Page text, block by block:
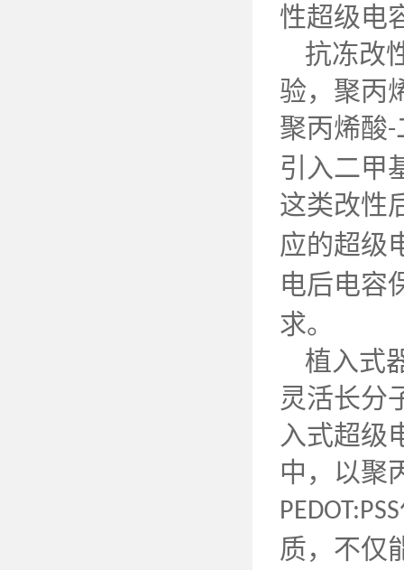
性超级电
抗冻改
验，聚丙
聚丙烯酸-
引入二甲
这类改性
应的超级
电后电容
求。
植入式
灵活长分
入式超级
中，以聚
PEDOT:PSS
质，不仅